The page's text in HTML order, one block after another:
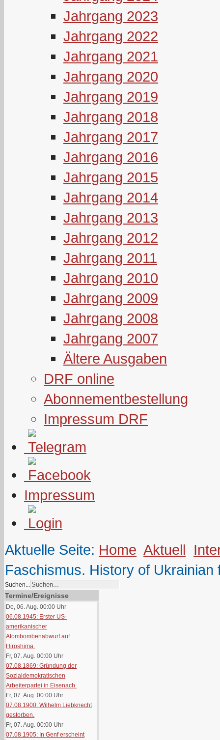
Jahrgang 2023
Jahrgang 2022
Jahrgang 2021
Jahrgang 2020
Jahrgang 2019
Jahrgang 2018
Jahrgang 2017
Jahrgang 2016
Jahrgang 2015
Jahrgang 2014
Jahrgang 2013
Jahrgang 2012
Jahrgang 2011
Jahrgang 2010
Jahrgang 2009
Jahrgang 2008
Jahrgang 2007
Ältere Ausgaben
DRF online
Abonnementbestellung
Impressum DRF
Impressum
Aktuelle Seite: Home Aktuell
Faschismus. History of Ukrainian
Suchen...
Termine/Ereignisse
Do, 06. Aug. 00:00 Uhr
06.08.1945: Erster US-
amerikanischer
Atombombenabwurf auf
Hiroshima.
Fr, 07. Aug. 00:00 Uhr
07.08.1869: Gründung der
Sozialdemokratischen
Arbeiterpartei in Eisenach.
Fr, 07. Aug. 00:00 Uhr
07.08.1900: Wilhelm Liebknecht
gestorben.
Fr, 07. Aug. 00:00 Uhr
07.08.1905: In Genf erscheint